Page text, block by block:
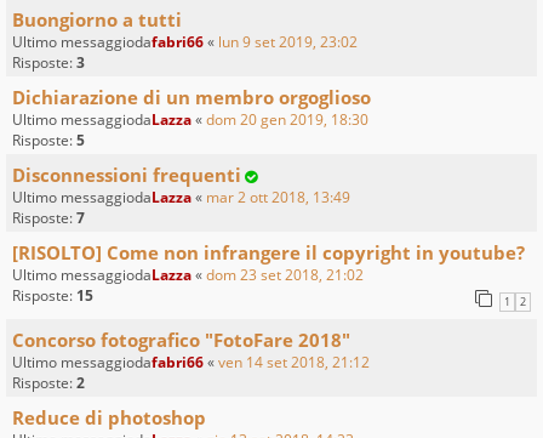
Buongiorno a tutti
Ultimo messaggiodafabri66« lun 9 set 2019, 23:02
Risposte:3
Dichiarazione di un membro orgoglioso
Ultimo messaggiodaLazza«dom 20 gen 2019, 18:30
Risposte:5
Disconnessioni frequenti
Ultimo messaggiodaLazza« mar 2 ott 2018, 13:49
Risposte:7
[RISOLTO] Come non infrangere il copyright in youtube?
Ultimo messaggiodaLazza«dom 23 set 2018, 21:02
Risposte: 15 1 2
Concorso fotografico "FotoFare 2018"
Ultimo messaggiodafabri66«ven 14 set 2018, 21:12
Risposte:2
Reduce di photoshop